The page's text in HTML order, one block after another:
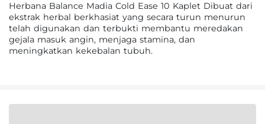
Herbana Balance Madia Cold Ease 10 Kaplet Dibuat dari
ekstrak herbal berkhasiat yang secara turun menurun
telah digunakan dan terbukti membantu meredakan
gejala masuk angin, menjaga stamina, dan
meningkatkan kekebalan tubuh.